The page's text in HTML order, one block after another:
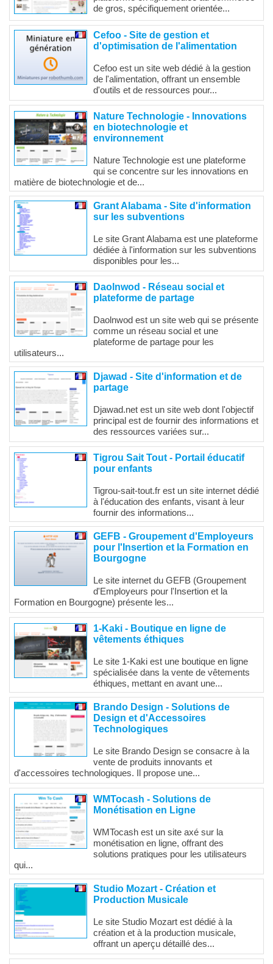
de gros, spécifiquement orientée...
Cefoo - Site de gestion et
d'optimisation de l'alimentation
Cefoo est un site web dédié à la gestion
de l'alimentation, offrant un ensemble
d'outils et de ressources pour...
Nature Technologie - Innovations
en biotechnologie et
environnement
Nature Technologie est une plateforme
qui se concentre sur les innovations en
matière de biotechnologie et de...
Grant Alabama - Site d'information
sur les subventions
Le site Grant Alabama est une plateforme
dédiée à l'information sur les subventions
disponibles pour les...
Daolnwod - Réseau social et
plateforme de partage
Daolnwod est un site web qui se présente
comme un réseau social et une
plateforme de partage pour les
utilisateurs...
Djawad - Site d'information et de
partage
Djawad.net est un site web dont l'objectif
principal est de fournir des informations et
des ressources variées sur...
Tigrou Sait Tout - Portail éducatif
pour enfants
Tigrou-sait-tout.fr est un site internet dédié
à l'éducation des enfants, visant à leur
fournir des informations...
GEFB - Groupement d'Employeurs
pour l'Insertion et la Formation en
Bourgogne
Le site internet du GEFB (Groupement
d'Employeurs pour l'Insertion et la
Formation en Bourgogne) présente les...
1-Kaki - Boutique en ligne de
vêtements éthiques
Le site 1-Kaki est une boutique en ligne
spécialisée dans la vente de vêtements
éthiques, mettant en avant une...
Brando Design - Solutions de
Design et d'Accessoires
Technologiques
Le site Brando Design se consacre à la
vente de produits innovants et
d'accessoires technologiques. Il propose une...
WMTocash - Solutions de
Monétisation en Ligne
WMTocash est un site axé sur la
monétisation en ligne, offrant des
solutions pratiques pour les utilisateurs
qui...
Studio Mozart - Création et
Production Musicale
Le site Studio Mozart est dédié à la
création et à la production musicale,
offrant un aperçu détaillé des...